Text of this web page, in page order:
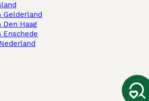
Gelderland
Haag
Enschede